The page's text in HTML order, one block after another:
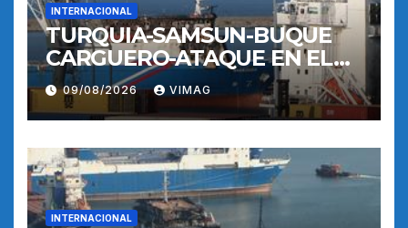
INTERNACIONAL
TURQUIA-SAMSUN-BUQUE
CARGUERO-ATAQUE EN EL
MAR NEGRO-PUERTO
09/08/2026 VIMAG
INTERNACIONAL